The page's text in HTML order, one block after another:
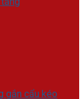
gắn cẩu kéo